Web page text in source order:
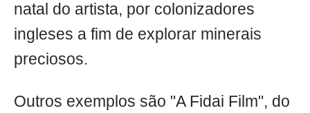
natal do artista, por colonizadores
ingleses a fim de explorar minerais
preciosos.
Outros exemplos são "A Fidai Film", do